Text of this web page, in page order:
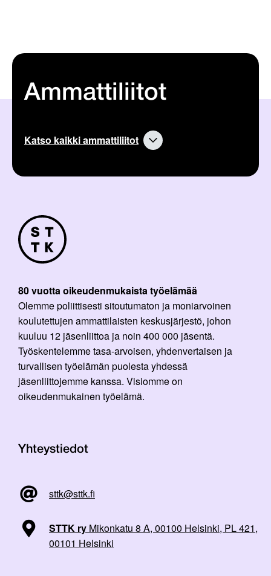
Ammattiliitot
Katso kaikki ammattiliitot
80 vuotta oikeudenmukaista työelämää
Olemme poliittisesti sitoutumaton ja moniarvoinen
koulutettujen ammattilaisten keskusjärjestö, johon
kuuluu 12 jäsenliittoa ja noin 400 000 jäsentä.
Työskentelemme tasa-arvoisen, yhdenvertaisen ja
turvallisen työelämän puolesta yhdessä
jäsenliittojemme kanssa. Visiomme on
oikeudenmukainen työelämä.
Yhteystiedot
sttk@sttk.fi
STTK ry Mikonkatu 8 A, 00100 Helsinki, PL 421,
00101 Helsinki